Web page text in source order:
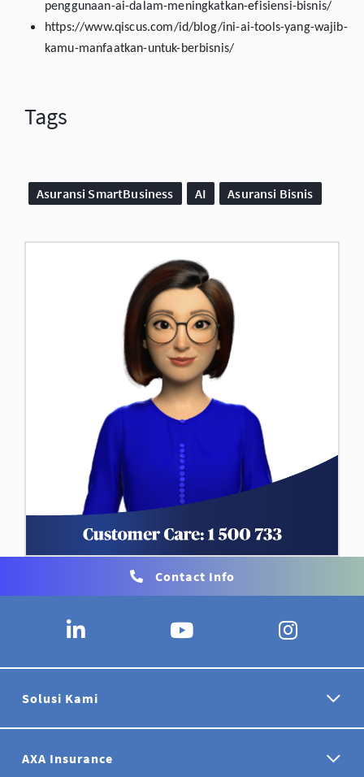
penggunaan-ai-dalam-meningkatkan-efisiensi-bisnis/
https://www.qiscus.com/id/blog/ini-ai-tools-yang-wajib-
kamu-manfaatkan-untuk-berbisnis/
Tags
Asuransi SmartBusiness AI Asuransi Bisnis
Contact Info
Solusi Kami
AXA Insurance